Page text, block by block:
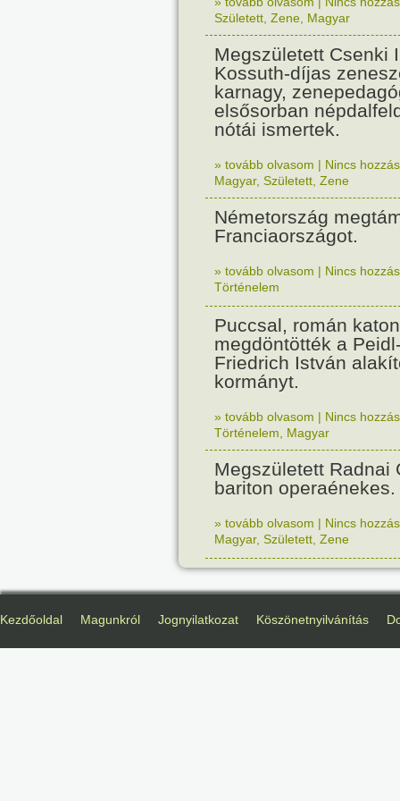
Született Zene Magyar
Megszületett Csenki
Kossuth-díjas
karnagy,
elsősorban
nótái ismertek.
» tovább olvasom | Nincs
Magyar, Született Zene
Németország
Franciaországot.
» tovább olvasom | Nincs
Történelem
Puccsal, román
megdöntötték a
Friedrich István
kormányt.
» tovább olvasom | Nincs
Történelem
Magyar
Megszületett Radnai
bariton operaénekes.
» tovább olvasom | Nincs
Magyar, Született Zene
Kezdőoldal Magunkról Jognyilatkozat Köszönetnyilvánítás